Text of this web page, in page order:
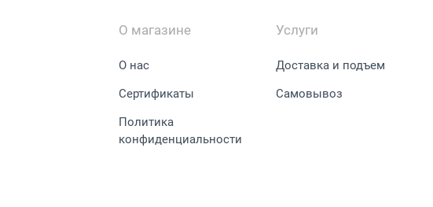
О магазине
О нас
Сертификаты
Политика
конфиденциальности
Услуги
Доставка и подъем
Самовывоз